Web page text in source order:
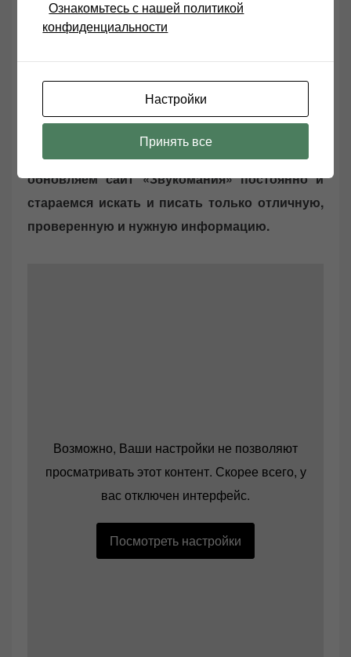
Будут вопросы пишите помогу чем смогу это
Желаю удачи в поиске своего звука! На нашем
сайте Звукомания есть полезная информация
каждого, причем на каждый день, мы
обновляем сайт «Звукомания» постоянно и
стараемся искать и писать только отличную,
проверенную и нужную информацию.
Возможно, Ваши настройки не позволяют
просматривать этот контент. Скорее всего, у
вас отключен интерфейс.
Посмотреть настройки
Ознакомьтесь с нашей политикой
конфиденциальности
Настройки
Принять все